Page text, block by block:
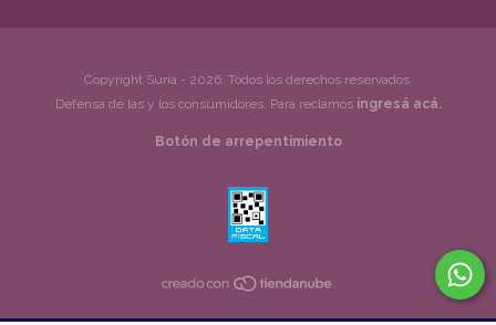
Copyright Suría - 2026. Todos los derechos reservados.
Defensa de las y los consumidores. Para reclamos ingresá acá.
Botón de arrepentimiento